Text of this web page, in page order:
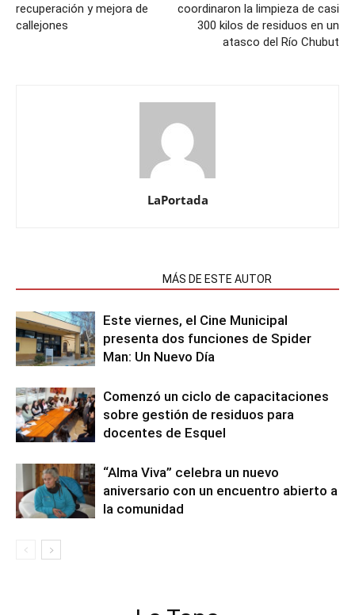
recuperación y mejora de
callejones
coordinaron la limpieza de casi
300 kilos de residuos en un
atasco del Río Chubut
LaPortada
MÁS DE ESTE AUTOR
Este viernes, el Cine Municipal
presenta dos funciones de Spider
Man: Un Nuevo Día
Comenzó un ciclo de capacitaciones
sobre gestión de residuos para
docentes de Esquel
“Alma Viva” celebra un nuevo
aniversario con un encuentro abierto a
la comunidad